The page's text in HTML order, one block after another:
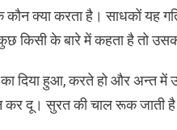
कौन क्या करता है। साधकों यह
किसी के बारे में कहता है तो
दिया हुआ, करते हो और अन्त में
कर दू। सुरत की चाल रूक जाती